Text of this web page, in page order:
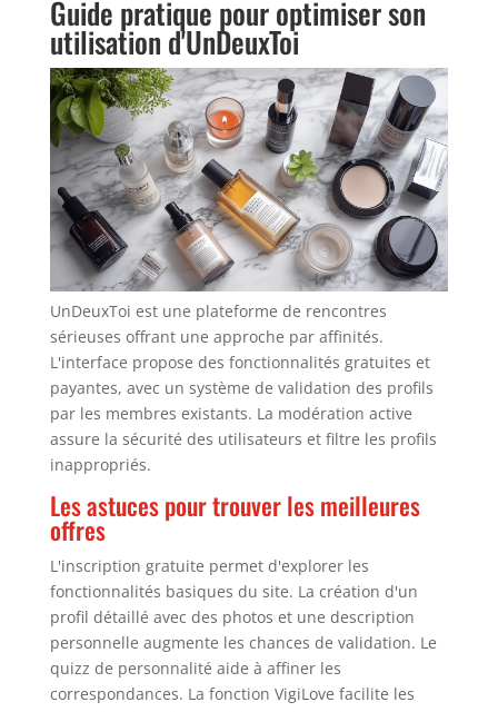
Guide pratique pour optimiser son
utilisation d'UnDeuxToi
UnDeuxToi est une plateforme de rencontres
sérieuses offrant une approche par affinités.
L'interface propose des fonctionnalités gratuites et
payantes, avec un système de validation des profils
par les membres existants. La modération active
assure la sécurité des utilisateurs et filtre les profils
inappropriés.
Les astuces pour trouver les meilleures
offres
L'inscription gratuite permet d'explorer les
fonctionnalités basiques du site. La création d'un
profil détaillé avec des photos et une description
personnelle augmente les chances de validation. Le
quizz de personnalité aide à affiner les
correspondances. La fonction VigiLove facilite les